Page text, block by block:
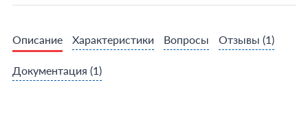
Описание Характеристики Вопросы Отзывы (1)
Документация (1)